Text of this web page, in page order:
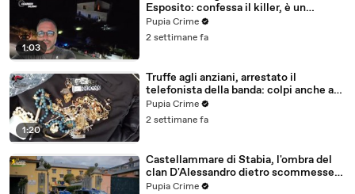
1:03
Esposito: confessa il killer, è un
26enne tunisino (25.07.26)
Pupia Crime
2 settimane fa
1:20
Truffe agli anziani, arrestato il
telefonista della banda: colpi anche ad
Aversa, oltre 300mila euro il bottino
stimato (24.07.26)
Pupia Crime
2 settimane fa
Castellammare di Stabia, l'ombra del
clan D'Alessandro dietro scommesse
illegali: 5 arresti (24.07.26)
Pupia Crime